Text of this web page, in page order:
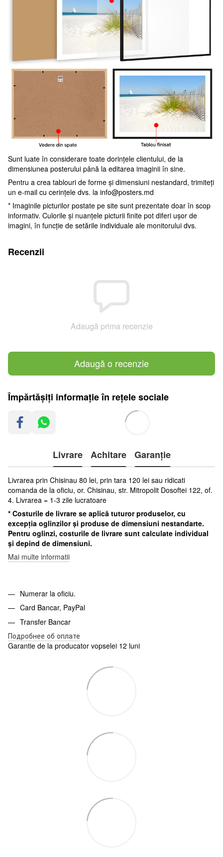
Sunt luate în considerare toate dorințele clientului, de la
dimensiunea posterului până la editarea imaginii în sine.
Pentru a crea tablouri de forme și dimensiuni nestandard, trimiteți
un e-mail cu cerințele dvs. la info@posters.md
* Imaginile picturilor postate pe site sunt prezentate doar în scop
informativ. Culorile și nuanțele picturii finite pot diferi ușor de
imagini, în funcție de setările individuale ale monitorului dvs.
Recenzii
Adaugă prima recenzie
Adaugă o recenzie
Împărtășiți informație în rețele sociale
Livrare Achitare Garanție
Livrarea prin Chisinau 80 lei, prin tara 120 lei sau ridicati
comanda de la oficiu, or. Chisinau, str. Mitropolit Dosoftei 122, of.
4. Livrarea = 1-3 zile lucratoare
* Costurile de livrare se aplică tuturor produselor, cu
excepția oglinzilor și produse de dimensiuni nestandarte.
Pentru oglinzi, costurile de livrare sunt calculate individual
și depind de dimensiuni.
Mai multe informatii
Numerar la oficiu.
Card Bancar, PayPal
Transfer Bancar
Подробнее об оплате
Garantie de la producator vopselei 12 luni